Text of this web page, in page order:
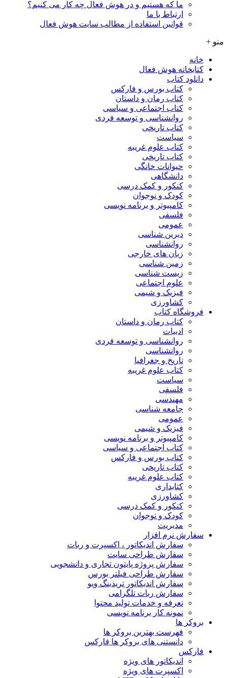
ما که هستیم و در هوش فعال چه کار می کنیم؟
ارتباط با ما
قوانین استفاده از مطالب سایت هوش فعال
منو +
خانه
کتابخانه هوش فعال
دانلود کتاب
کتاب بورس و فارکس
کتاب رمان و داستان
کتاب اجتماعی و سیاسی
روانشناسی و توسعه فردی
کتاب تاریخی
سیاست
کتاب علوم غریبه
کتاب تاریخی
حیوانات خانگی
دانشگاهی
کنکور و کمک‌ درسی
کودک و نوجوان
کامپیوتر و برنامه نویسی
فلسفی
عمومی
دیرین شناسی
روانشناسی
زبان های خارجی
زمین شناسی
زیست شناسی
علوم اجتماعی
فیزیک و شیمی
کشاورزی
فروشگاه کتاب
کتاب رمان و داستان
ادبیات
روانشناسی و توسعه فردی
روانشناسی
تاریخ و جغرافیا
کتاب علوم غریبه
سیاست
فلسفی
مهندسی
جامعه شناسی
عمومی
فیزیک و شیمی
کامپیوتر و برنامه نویسی
کتاب اجتماعی و سیاسی
کتاب بورس و فارکس
کتاب تاریخی
کتاب علوم غریبه
کتابداری
کشاورزی
کنکور و کمک‌ درسی
کودک و نوجوان
مدیریت
سفارش نرم افزار
سفارش اندیکاتور ، اکسپرت و ربات
سفارش طراحی سایت
سفارش پروژه پایتون تجاری و دانشجویی
سفارش طراحی فیلتر بورس
سفارش اندیکاتور تریدینگ ویو
سفارش ربات تلگرامی
تعرفه و خدمات تولید محتوا
نمونه کار برنامه نویسی
بروکر ها
فهرست بهترین بروکر ها
دانستنی های بروکر ها فارکس
فارکس
اندیکاتور های ویژه
اکسپرت های ویژه